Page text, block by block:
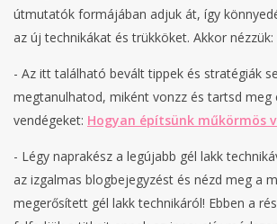
útmutatók formájában adjuk át, így
az új technikákat és trükköket. Akkor nézzük:
- Az itt található bevált tippek és stratégiák
megtanulhatod, miként vonzz és tartsd meg
vendégeket: Hogyan építsünk műkörmös
- Légy naprakész a legújabb gél lakk
az izgalmas blogbejegyzést és nézd meg a
megerősített gél lakk technikáról! Ebben a